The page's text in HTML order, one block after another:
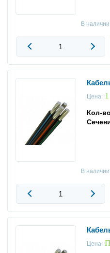
В
Цена:1
Кол-
В
Цена: